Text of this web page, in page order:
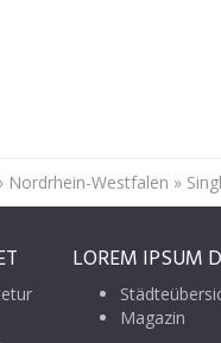
Nordrhein-Westfalen »
LOREM IPSUM
Magazin